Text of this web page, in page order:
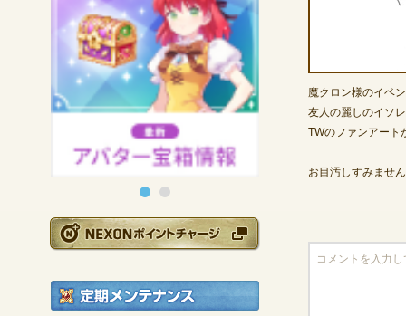
魔クロン様のイベ
友人の麗しのイソ
TWのファンアート
お目汚しすみませ